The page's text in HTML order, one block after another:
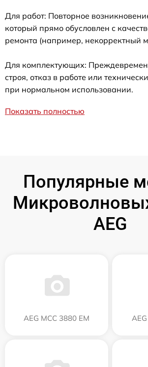
Для работ: Повторное
который прямо обусловлен с
ремонта (например, некорректный
Для комплектующих:
строя, отказ в работе или
при нормальном использовании.
Показать полностью
Популярные
AEG
AEG MCC 3880 EM